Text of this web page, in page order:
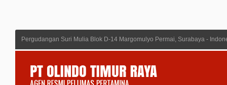
Pergudangan Suri Mulia Blok D-14 Margomulyo Permai, Surabaya -